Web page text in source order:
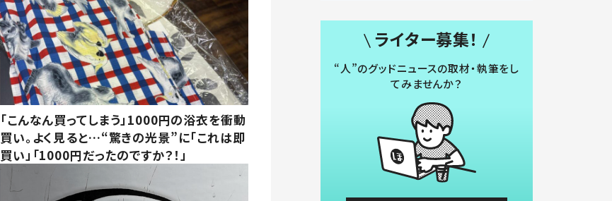
「こんなん買ってしまう」1000円の浴衣を衝動
買い。よく見ると…“驚きの光景”に「これは即
買い」「1000円だったのですか？！」
ライター募集！
“人”のグッドニュースの取材・執筆をし
てみませんか？